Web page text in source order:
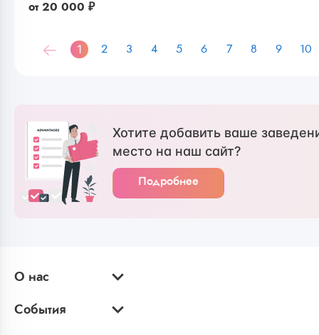
от 20 000 ₽
1 2 3 4 5 6 7 8 9 10
Хотите добавить ваше
место на наш сайт?
Подробнее
О нас
События